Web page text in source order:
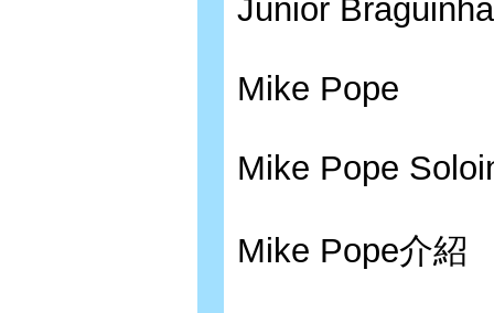
Junior
Mike Pope
Mike Pope
Mike Pope介紹